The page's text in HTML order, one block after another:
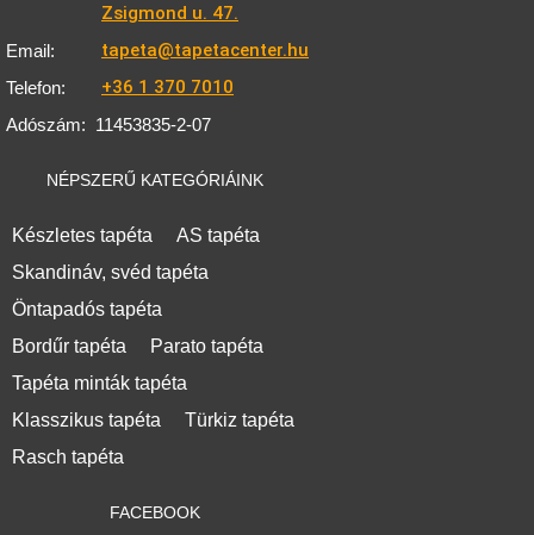
Zsigmond u. 47.
Email: tapeta@tapetacenter.hu
Telefon: +36 1 370 7010
Adószám: 11453835-2-07
NÉPSZERŰ KATEGÓRIÁINK
Készletes tapéta
AS tapéta
Skandináv, svéd tapéta
Öntapadós tapéta
Bordűr tapéta
Parato tapéta
Tapéta minták tapéta
Klasszikus tapéta
Türkiz tapéta
Rasch tapéta
FACEBOOK